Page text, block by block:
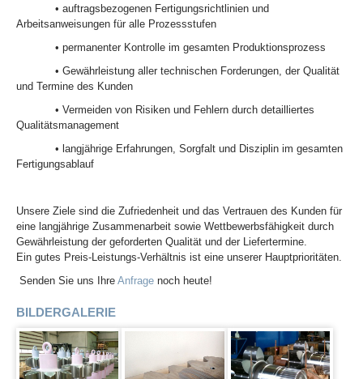
• auftragsbezogenen Fertigungsrichtlinien und
Arbeitsanweisungen für alle Prozessstufen
• permanenter Kontrolle im gesamten Produktionsprozess
• Gewährleistung aller technischen Forderungen, der Qualität
und Termine des Kunden
• Vermeiden von Risiken und Fehlern durch detailliertes
Qualitätsmanagement
• langjährige Erfahrungen, Sorgfalt und Disziplin im gesamten
Fertigungsablauf
Unsere Ziele sind die Zufriedenheit und das Vertrauen des Kunden für
eine langjährige Zusammenarbeit sowie Wettbewerbsfähigkeit durch
Gewährleistung der geforderten Qualität und der Liefertermine.
Ein gutes Preis-Leistungs-Verhältnis ist eine unserer Hauptprioritäten.
Senden Sie uns Ihre Anfrage noch heute!
BILDERGALERIE